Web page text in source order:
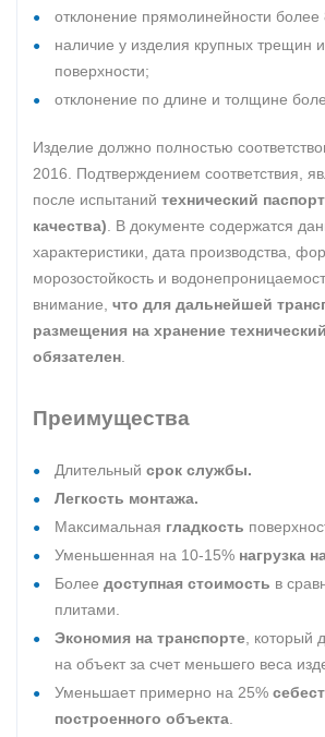
отклонение прямолинейности
наличие у изделия крупных трещин
поверхности;
отклонение по длине и толщине
Изделие должно полностью
2016. Подтверждением соответствия,
после испытаний технический
качества) . В документе содержатся
характеристики, дата производства,
морозостойкость и
внимание, что для дальнейшей
размещения на хранение
обязателен
Преимущества
Длительный срок службы.
Легкость монтажа.
Максимальная гладкость
Уменьшенная на 10-15% нагрузка
Более доступная стоимость в
плитами.
Экономия на транспорте , который
на объект за счет меньшего веса
Уменьшает примерно на 25%
построенного объекта